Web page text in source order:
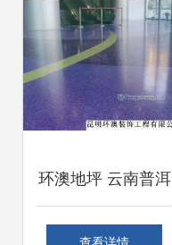
环澳地坪 云南普洱
塑胶跑道的品质之